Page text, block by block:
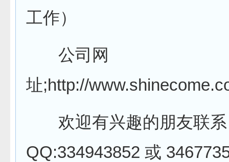
工作）
公司网
址;http://
欢迎有兴趣的朋友联系
QQ:334943852 或